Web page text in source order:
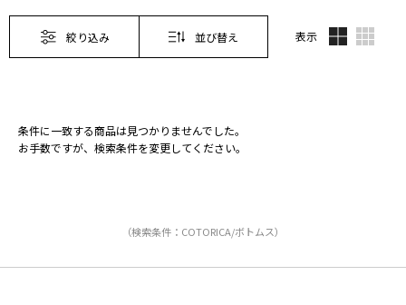
絞り込み 並び替え 表示
条件に一致する商品は見つかりませんでした。
お手数ですが、検索条件を変更してください。
（検索条件：COTORICA/ボトムス）